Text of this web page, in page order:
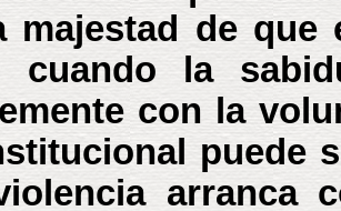
majestad de que
cuando la
con la
puede
arranca